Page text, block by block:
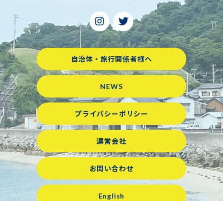
自治体・旅行関係者様へ
NEWS
プライバシーポリシー
運営会社
お問い合わせ
English